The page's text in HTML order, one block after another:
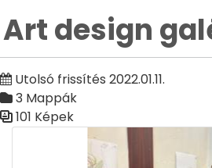
Art design
Utolsó frissítés 2022.01.11.
3 Mappák
101 Képek